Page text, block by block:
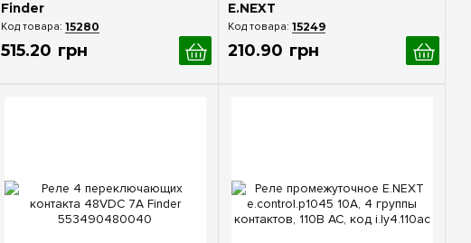
Finder
15280
515.20 грн
E.NEXT
15249
210.90 грн